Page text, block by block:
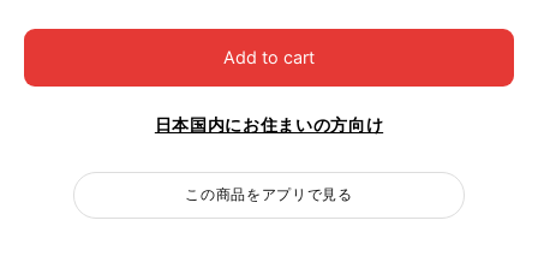
Add to cart
日本国内にお住まいの方向け
この商品をアプリで見る